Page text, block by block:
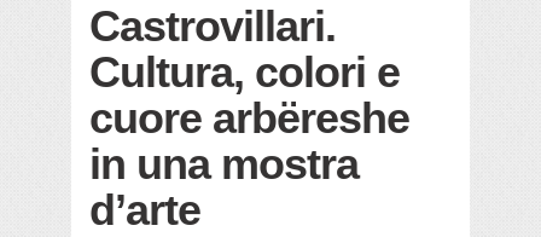
Castrovillari.
Cultura, colori e
cuore arbëreshe
in una mostra
d’arte